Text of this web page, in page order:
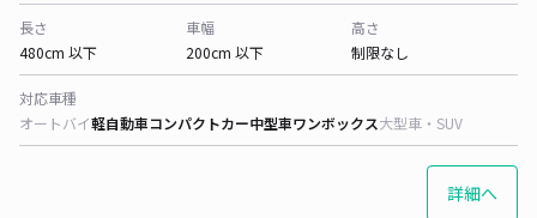
長さ
480cm 以下
車幅
200cm 以下
高さ
制限なし
対応車種
オートバイ軽自動車コンパクトカー中型車ワンボックス大型車・SUV
詳細へ